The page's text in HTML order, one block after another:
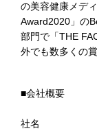
の美容健康メデ
Award2020」の
部門で「THE
外でも数多くの
■会社概要
社名